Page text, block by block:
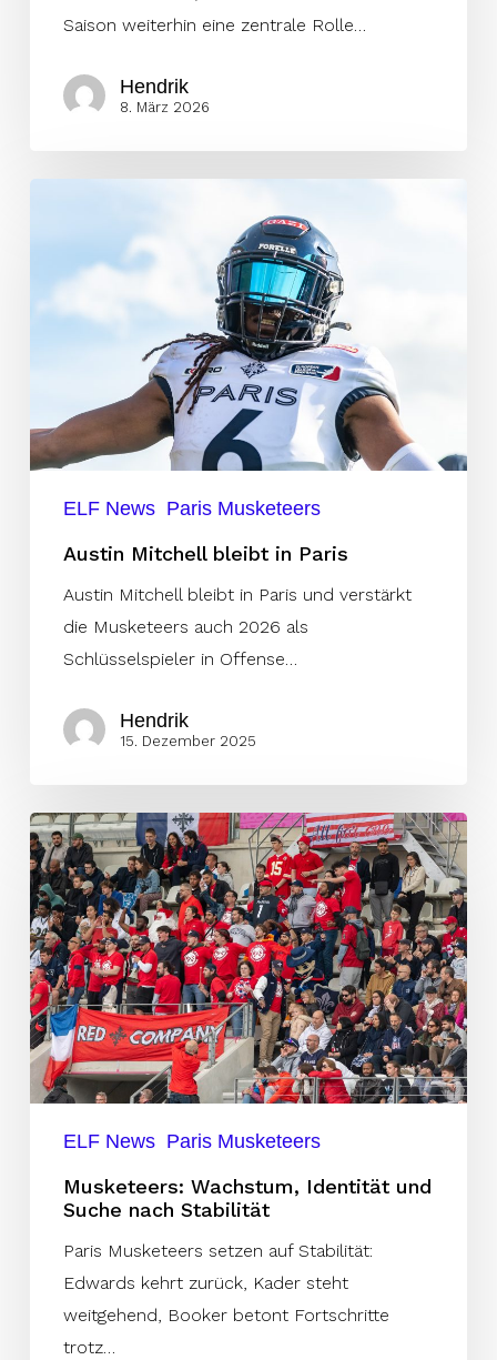
Saison weiterhin eine zentrale Rolle…
Hendrik
8. März 2026
ELF News Paris Musketeers
Austin Mitchell bleibt in Paris
Austin Mitchell bleibt in Paris und verstärkt
die Musketeers auch 2026 als
Schlüsselspieler in Offense…
Hendrik
15. Dezember 2025
Musketeers:
Wachstum,
Identität
und
Suche
nach
Stabilität
ELF News Paris Musketeers
Musketeers: Wachstum, Identität und
Suche nach Stabilität
Paris Musketeers setzen auf Stabilität:
Edwards kehrt zurück, Kader steht
weitgehend, Booker betont Fortschritte
trotz…